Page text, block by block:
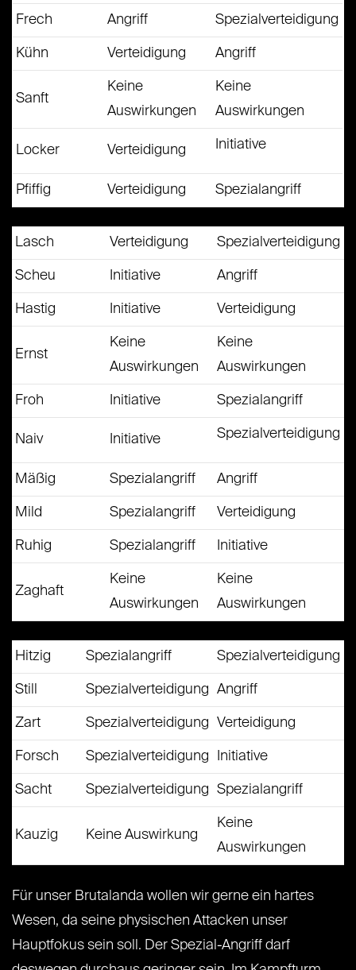
Frech Angriff Spezialverteidigung
Kühn Verteidigung Angriff
Sanft
Keine
Auswirkungen
Keine
Auswirkungen
Locker Verteidigung Initiative
Pfiffig Verteidigung Spezialangriff
Lasch Verteidigung Spezialverteidigung
Scheu Initiative Angriff
Hastig Initiative Verteidigung
Ernst
Keine
Auswirkungen
Keine
Auswirkungen
Froh Initiative Spezialangriff
Naiv Initiative Spezialverteidigung
Mäßig Spezialangriff Angriff
Mild Spezialangriff Verteidigung
Ruhig Spezialangriff Initiative
Zaghaft
Keine
Auswirkungen
Keine
Auswirkungen
Hitzig Spezialangriff Spezialverteidigung
Still Spezialverteidigung Angriff
Zart Spezialverteidigung Verteidigung
Forsch Spezialverteidigung Initiative
Sacht Spezialverteidigung Spezialangriff
Kauzig Keine Auswirkung
Keine
Auswirkungen
Für unser Brutalanda wollen wir gerne ein hartes
Wesen, da seine physischen Attacken unser
Hauptfokus sein soll. Der Spezial-Angriff darf